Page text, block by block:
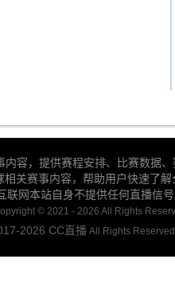
容，提供赛程安排、比赛数据
相关赛事内容，帮助用户快速了解
网本站自身不提供任何直播信
© 2021 - 2026 All Rights
2026 CC直播 All Rights Reserved